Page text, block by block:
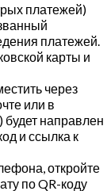
платежей)
платежей.
карты и
через
или в
направлен
и ссылка к
откройте
по QR-коду